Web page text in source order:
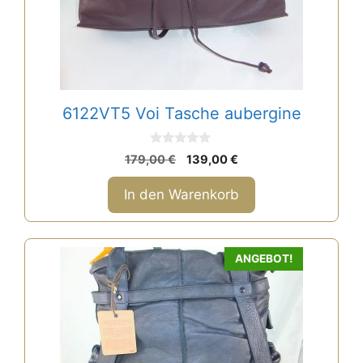
6122VT5 Voi Tasche aubergine
0
v
o
5
179,00€
Ursprünglicher
Preis
war:
179,00 €
139,00€
Preis
ist:
139,00 €.
In den Warenkorb
ANGEBOT!